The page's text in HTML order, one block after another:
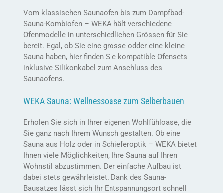
Vom klassischen Saunaofen bis zum Dampfbad-
Sauna-Kombiofen – WEKA hält verschiedene
Ofenmodelle in unterschiedlichen Grössen für Sie
bereit. Egal, ob Sie eine grosse odder eine kleine
Sauna haben, hier finden Sie kompatible Ofensets
inklusive Silikonkabel zum Anschluss des
Saunaofens.
WEKA Sauna: Wellnessoase zum Selberbauen
Erholen Sie sich in Ihrer eigenen Wohlfühloase, die
Sie ganz nach Ihrem Wunsch gestalten. Ob eine
Sauna aus Holz oder in Schieferoptik – WEKA bietet
Ihnen viele Möglichkeiten, Ihre Sauna auf Ihren
Wohnstil abzustimmen. Der einfache Aufbau ist
dabei stets gewährleistet. Dank des Sauna-
Bausatzes lässt sich Ihr Entspannungsort schnell